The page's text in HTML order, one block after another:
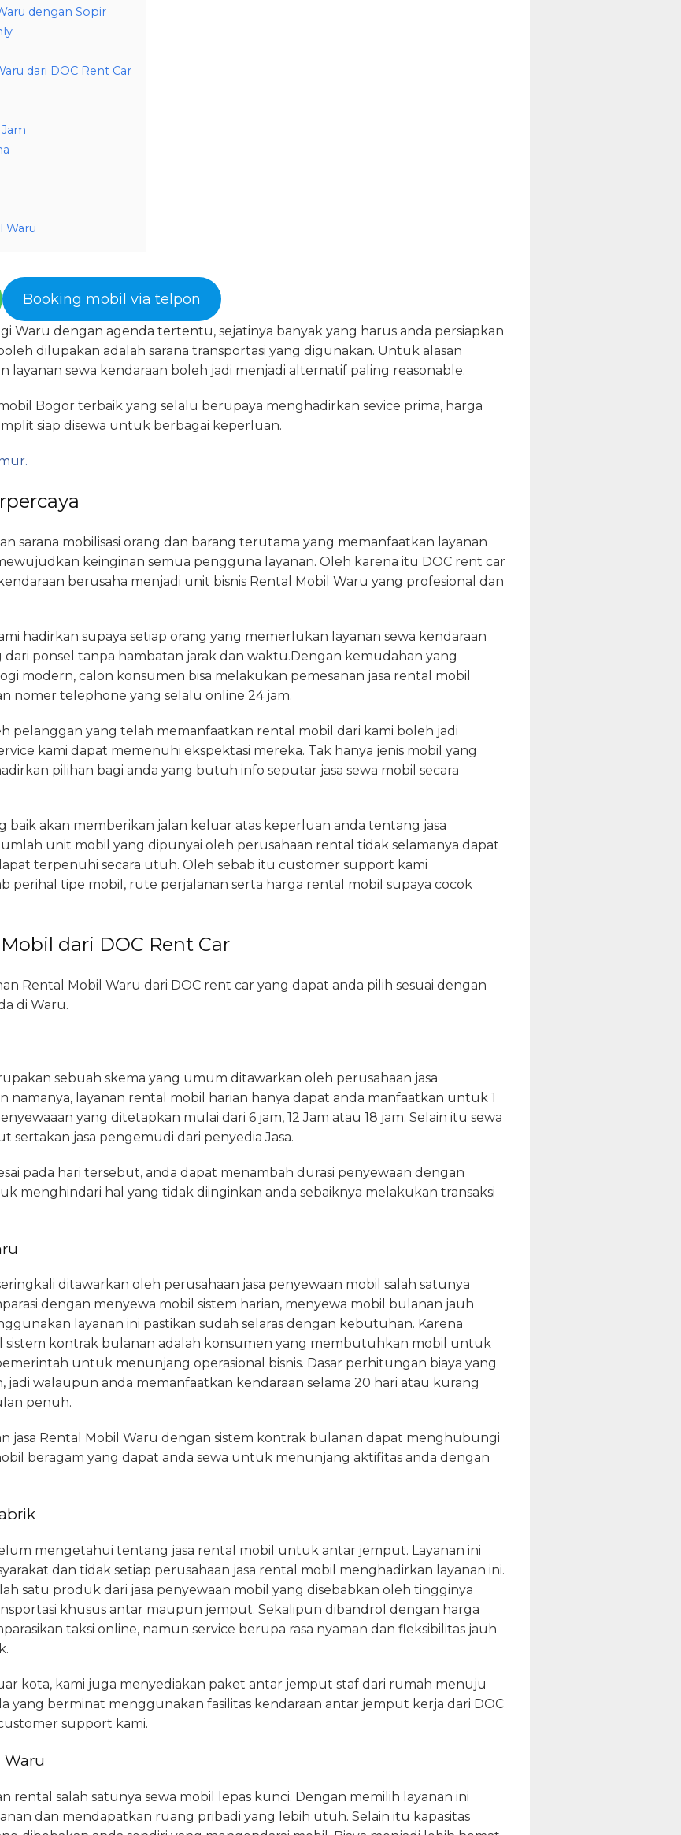
dengan Sopir
dari DOC Rent Car
Waru
Booking mobil via telpon
Waru dengan agenda tertentu, sejatinya banyak yang harus anda persiapkan
dilupakan adalah sarana transportasi yang digunakan. Untuk alasan
layanan sewa kendaraan boleh jadi menjadi alternatif paling reasonable.
Bogor terbaik yang selalu berupaya menghadirkan sevice prima, harga
siap disewa untuk berbagai keperluan.
sarana mobilisasi orang dan barang terutama yang memanfaatkan layanan
keinginan semua pengguna layanan. Oleh karena itu DOC rent car
berusaha menjadi unit bisnis Rental Mobil Waru yang profesional dan
hadirkan supaya setiap orang yang memerlukan layanan sewa kendaraan
ponsel tanpa hambatan jarak dan waktu.Dengan kemudahan yang
modern, calon konsumen bisa melakukan pemesanan jasa rental mobil
nomer telephone yang selalu online 24 jam.
pelanggan yang telah memanfaatkan rental mobil dari kami boleh jadi
kami dapat memenuhi ekspektasi mereka. Tak hanya jenis mobil yang
pilihan bagi anda yang butuh info seputar jasa sewa mobil secara
baik akan memberikan jalan keluar atas keperluan anda tentang jasa
unit mobil yang dipunyai oleh perusahaan rental tidak selamanya dapat
terpenuhi secara utuh. Oleh sebab itu customer support kami
perihal tipe mobil, rute perjalanan serta harga rental mobil supaya cocok
dari DOC Rent Car
Rental Mobil Waru dari DOC rent car yang dapat anda pilih sesuai dengan
di Waru.
sebuah skema yang umum ditawarkan oleh perusahaan jasa
namanya, layanan rental mobil harian hanya dapat anda manfaatkan untuk 1
yang ditetapkan mulai dari 6 jam, 12 Jam atau 18 jam. Selain itu sewa
jasa pengemudi dari penyedia Jasa.
pada hari tersebut, anda dapat menambah durasi penyewaan dengan
menghindari hal yang tidak diinginkan anda sebaiknya melakukan transaksi
ditawarkan oleh perusahaan jasa penyewaan mobil salah satunya
dengan menyewa mobil sistem harian, menyewa mobil bulanan jauh
layanan ini pastikan sudah selaras dengan kebutuhan. Karena
sistem kontrak bulanan adalah konsumen yang membutuhkan mobil untuk
untuk menunjang operasional bisnis. Dasar perhitungan biaya yang
jadi walaupun anda memanfaatkan kendaraan selama 20 hari atau kurang
penuh.
jasa Rental Mobil Waru dengan sistem kontrak bulanan dapat menghubungi
beragam yang dapat anda sewa untuk menunjang aktifitas anda dengan
mengetahui tentang jasa rental mobil untuk antar jemput. Layanan ini
dan tidak setiap perusahaan jasa rental mobil menghadirkan layanan ini.
satu produk dari jasa penyewaan mobil yang disebabkan oleh tingginya
khusus antar maupun jemput. Sekalipun dibandrol dengan harga
taksi online, namun service berupa rasa nyaman dan fleksibilitas jauh
kota, kami juga menyediakan paket antar jemput staf dari rumah menuju
yang berminat menggunakan fasilitas kendaraan antar jemput kerja dari DOC
support kami.
Waru
rental salah satunya sewa mobil lepas kunci. Dengan memilih layanan ini
dan mendapatkan ruang pribadi yang lebih utuh. Selain itu kapasitas